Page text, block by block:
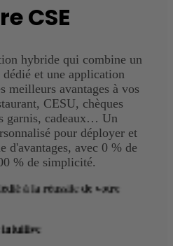
CSE
hybride qui combine un
et une application
meilleurs avantages à vos
CESU, chèques
garnis, cadeaux… Un
pour déployer et
d'avantages, avec 0 % de
% de simplicité.
à la réussite de votre
intuitive